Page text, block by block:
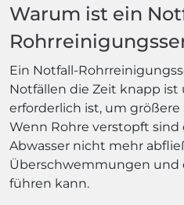
Warum ist ein
Ein Notfall-
Notfällen die Zeit knapp ist
erforderlich ist, um
Wenn Rohre verstopft sind
Abwasser nicht mehr
Überschwemmungen und
führen kann.